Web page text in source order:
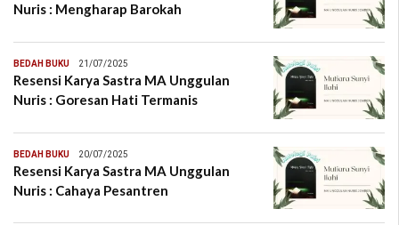
Nuris : Mengharap Barokah
BEDAH BUKU 21/07/2025
Resensi Karya Sastra MA Unggulan
Nuris : Goresan Hati Termanis
BEDAH BUKU 20/07/2025
Resensi Karya Sastra MA Unggulan
Nuris : Cahaya Pesantren